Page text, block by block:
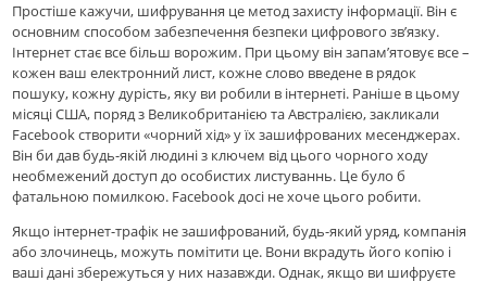
Простіше кажучи, шифрування це метод захисту інформації. Він є
основним способом забезпечення безпеки цифрового зв’язку.
Інтернет стає все більш ворожим. При цьому він запам’ятовує все –
кожен ваш електронний лист, кожне слово введене в рядок
пошуку, кожну дурість, яку ви робили в інтернеті. Раніше в цьому
місяці США, поряд з Великобританією та Австралією, закликали
Facebook створити «чорний хід» у їх зашифрованих месенджерах.
Він би дав будь-якій людині з ключем від цього чорного ходу
необмежений доступ до особистих листуваннь. Це було б
фатальною помилкою. Facebook досі не хоче цього робити.
Якщо інтернет-трафік не зашифрований, будь-який уряд, компанія
або злочинець, можуть помітити це. Вони вкрадуть його копію і
ваші дані збережуться у них назавжди. Однак, якщо ви шифруєте